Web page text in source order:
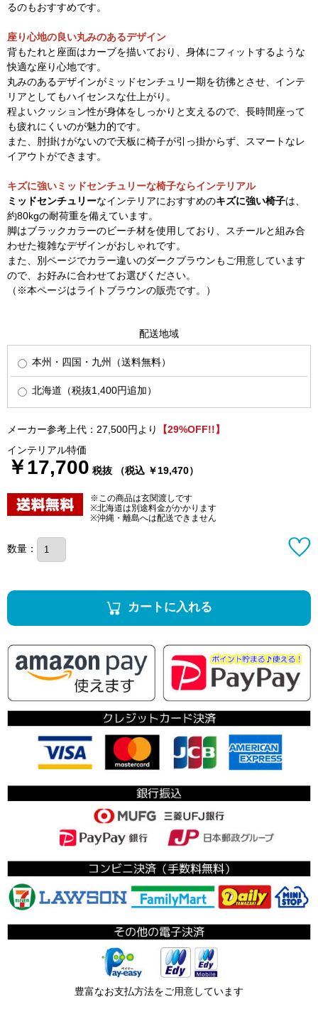
るのもおすすめです。
座り心地の良い丸みのあるデザイン
背もたれと座面はカーブを描いており、身体にフィットするような
快適な座り心地です。
丸みのあるデザインがミッドセンチュリー期を彷彿とさせ、インテ
リアとしてもハイセンスな仕上がり。
程よいクッション性が身体をしっかりと支えるので、長時間座って
も疲れにくいのが魅力的です。
また、肘掛けがないので天板に椅子が引っ掛からず、スマートなレ
イアウトができます。
キズに強いミッドセンチュリーな椅子ならインテリアル
ミッドセンチュリーなインテリアにおすすめのキズに強い椅子は、
約80kgの耐荷重を備えています。
脚はブラックカラーのビーチ材を使用しており、スチールと組み合
わせた複雑なデザインがおしゃれです。
また、別ページでカラー違いのダークブラウンもご用意しています
ので、お好みに合わせてお選びください。
（※本ページはライトブラウンの販売です。）
配送地域
本州・四国・九州（送料無料）
北海道（税抜1,400円追加）
メーカー参考上代：27,500円より
【29%OFF!!】
インテリアル特価
￥17,700 税抜 （税込 ￥19,470）
※この商品は玄関渡しです
※北海道は別途料金がかかります
※沖縄・離島へは配送できません
数量：
カートに入れる
豊富なお支払方法をご用意しています